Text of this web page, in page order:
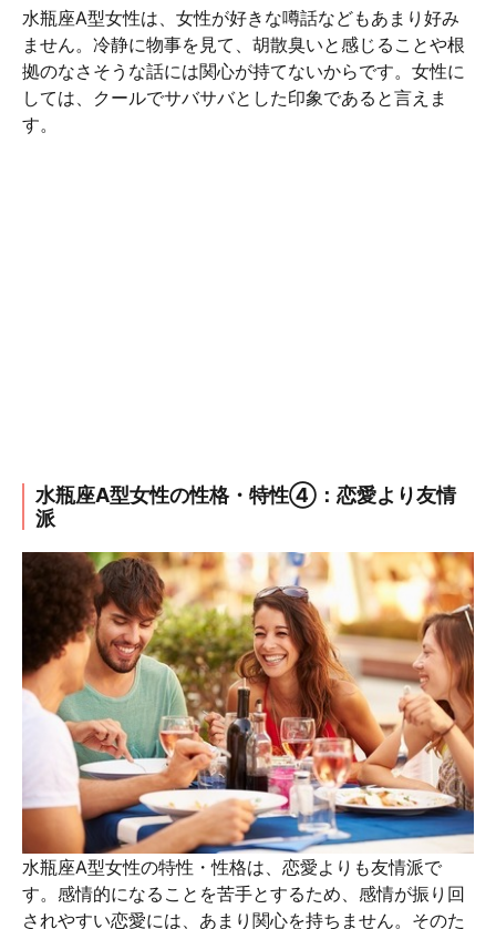
水瓶座A型女性は、女性が好きな噂話などもあまり好み
ません。冷静に物事を見て、胡散臭いと感じることや根
拠のなさそうな話には関心が持てないからです。女性に
しては、クールでサバサバとした印象であると言えま
す。
水瓶座A型女性の性格・特性④：恋愛より友情
派
水瓶座A型女性の特性・性格は、恋愛よりも友情派で
す。感情的になることを苦手とするため、感情が振り回
されやすい恋愛には、あまり関心を持ちません。そのた